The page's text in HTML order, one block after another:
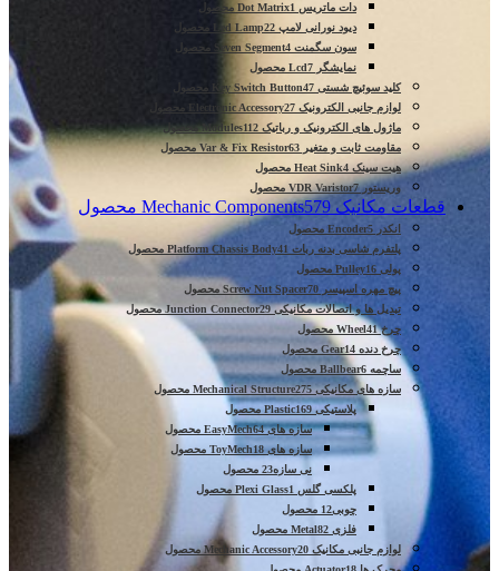
دات ماتریس Dot Matrix 1 محصول
دیود نورانی لامپ Led Lamp 22 محصول
سون سگمنت Seven Segment 4 محصول
نمایشگر Lcd 7 محصول
کلید سوئیچ شستی Key Switch Button 47 محصول
لوازم جانبی الکترونیک Electronic Accessory 27 محصول
ماژول های الکترونیک و رباتیک Modules 112 محصول
مقاومت ثابت و متغیر Var & Fix Resistor 63 محصول
هیت سینک Heat Sink 4 محصول
وریستور VDR Varistor7 محصول
قطعات مکانیک Mechanic Components 579 محصول
انکدر Encoder 5 محصول
پلتفرم شاسی بدنه ربات Platform Chassis Body 41 محصول
پولی Pulley 16 محصول
پیچ مهره اسپیسر Screw Nut Spacer 70 محصول
تبدیل ها و اتصالات مکانیکی Junction Connector29 محصول
چرخ Wheel41 محصول
چرخ دنده Gear 14 محصول
ساچمه Ballbear 6 محصول
سازه های مکانیکی Mechanical Structure275 محصول
پلاستیکی Plastic 169 محصول
سازه های EasyMech64 محصول
سازه های ToyMech18 محصول
نی سازه23 محصول
پلکسی گلس Plexi Glass 1 محصول
چوبی12 محصول
فلزی Metal 82 محصول
لوازم جانبی مکانیک Mechanic Accessory 20 محصول